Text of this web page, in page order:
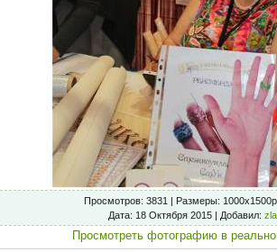
Просмотров: 3831 | Размеры:
Дата: 18 Октября 2015 | Добавил:
Просмотреть фотографию в